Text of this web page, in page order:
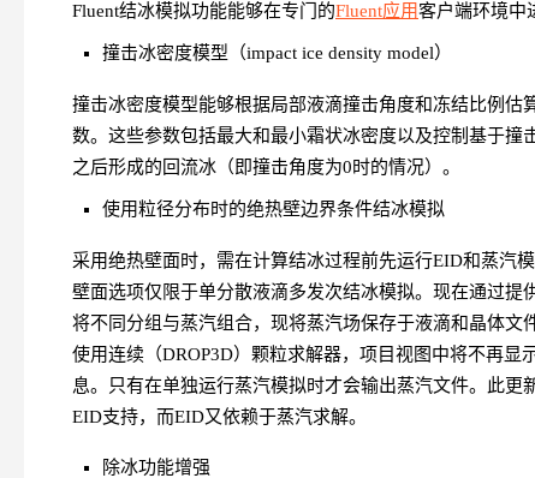
Fluent结冰模拟功能能够在专门的Fluent应用客户端环境中
撞击冰密度模型（impact ice density model）
撞击冰密度模型能够根据局部液滴撞击角度和冻结比例
数。这些参数包括最大和最小霜状冰密度以及控制基于
之后形成的回流冰（即撞击角度为0时的情况）。
使用粒径分布时的绝热壁边界条件结冰模拟
采用绝热壁面时，需在计算结冰过程前先运行EID和蒸汽
壁面选项仅限于单分散液滴多发次结冰模拟。现在通过
将不同分组与蒸汽组合，现将蒸汽场保存于液滴和晶体
使用连续（DROP3D）颗粒求解器，项目视图中将不再
息。只有在单独运行蒸汽模拟时才会输出蒸汽文件。此
EID支持，而EID又依赖于蒸汽求解。
除冰功能增强